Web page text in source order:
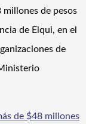
de pesos
de Elqui, en el
de
de $48 millones